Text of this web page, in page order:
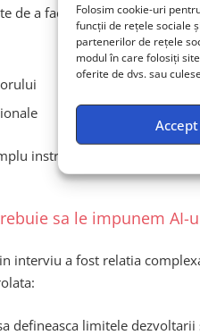
Folosim cookie-uri
funcții de rețele sociale
partenerilor de rețele
modul în care folosiți
oferite de dvs. sau
Accept
de a face din ChatGPT un
instrument de tip chatbot
sa le impunem AI-
interviu a fost relatia
defineasca limitele